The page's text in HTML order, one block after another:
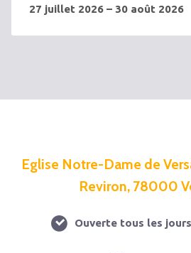
27 juillet 2026 – 30 août 2026
Eglise Notre-Dame de
Reviron, 78000
Ouverte tous les